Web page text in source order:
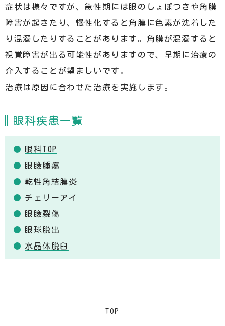
症状は様々ですが、急性期には眼のしょぼつきや角膜
障害が起きたり、慢性化すると角膜に色素が沈着した
り混濁したりすることがあります。角膜が混濁すると
視覚障害が出る可能性がありますので、早期に治療の
介入することが望ましいです。
治療は原因に合わせた治療を実施します。
眼科疾患一覧
眼科TOP
眼瞼腫瘍
乾性角結膜炎
チェリーアイ
眼瞼裂傷
眼球脱出
水晶体脱臼
TOP